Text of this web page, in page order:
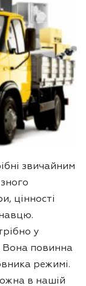
звичайним
цінності
у
Вона повинна
режимі.
в нашій